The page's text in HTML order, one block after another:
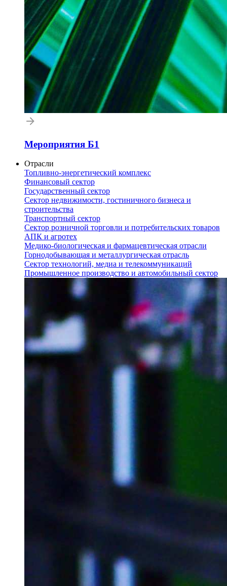
Мероприятия Б1
Отрасли
Топливно-энергетический комплекс
Финансовый сектор
Государственный сектор
Сектор недвижимости, гостиничного бизнеса и
строительства
Транспортный сектор
Сектор розничной торговли и потребительских товаров
АПК и агротех
Медико-биологическая и фармацевтическая отрасли
Горнодобывающая и металлургическая отрасль
Сектор технологий, медиа и телекоммуникаций
Промышленное производство и автомобильный сектор